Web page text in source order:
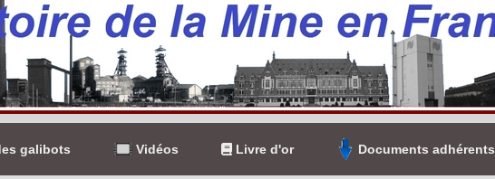
galibots Vidéos Livre d'or Documents adhérents